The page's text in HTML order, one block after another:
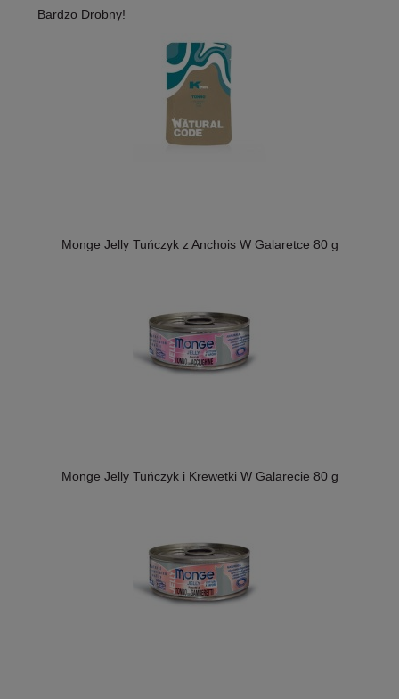
Bardzo Drobny!
Monge Jelly Tuńczyk z Anchois W Galaretce 80 g
Monge Jelly Tuńczyk i Krewetki W Galarecie 80 g